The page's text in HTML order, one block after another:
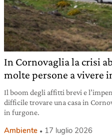
In Cornovaglia la crisi
molte persone a vivere
Il boom degli affitti brevi e
difficile trovare una casa in
in furgone.
Ambiente 17 luglio 2026